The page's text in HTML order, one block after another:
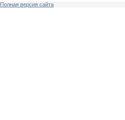
Полная версия сайта